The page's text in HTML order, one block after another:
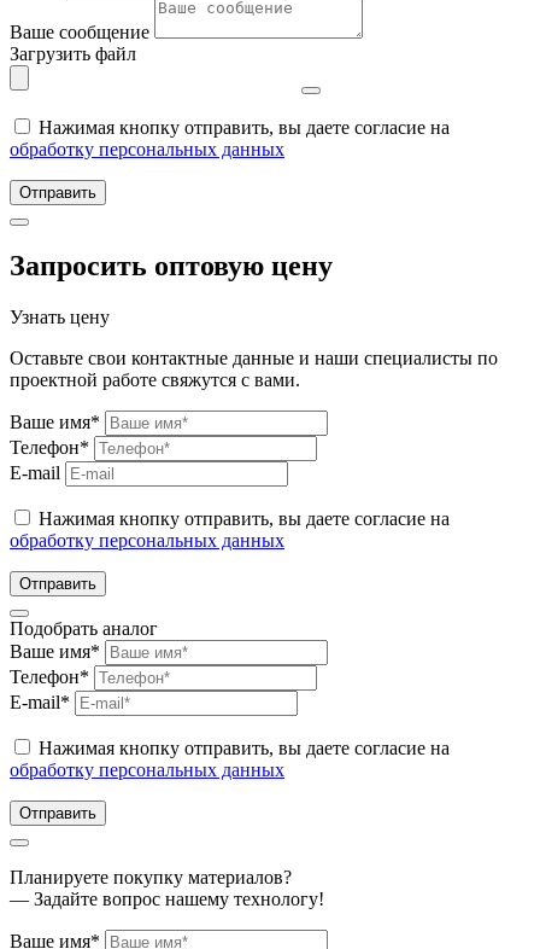
Ваше сообщение
Загрузить файл
Нажимая кнопку отправить, вы даете согласие на
обработку персональных данных
Отправить
Запросить оптовую цену
Узнать цену
Оставьте свои контактные данные и наши специалисты по
проектной работе свяжутся с вами.
Ваше имя*
Телефон*
E-mail
Нажимая кнопку отправить, вы даете согласие на
обработку персональных данных
Отправить
Подобрать аналог
Ваше имя*
Телефон*
E-mail*
Нажимая кнопку отправить, вы даете согласие на
обработку персональных данных
Отправить
Планируете покупку материалов?
— Задайте вопрос нашему технологу!
Ваше имя*